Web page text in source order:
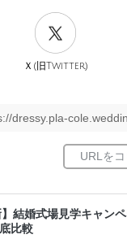
Ｘ(旧Twitter)
dressy.pla-
結婚式場見学キャン
比較